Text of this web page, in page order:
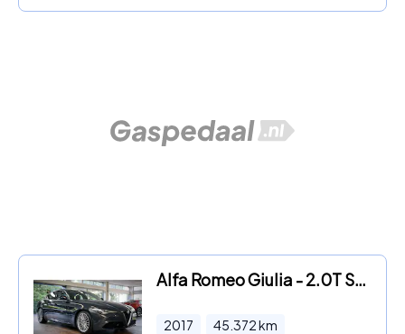
Alfa Romeo Giulia - 2.0T Super | Sport uitlaat | leder | Breedset | 12 mnd Bovag
2017 45.372km